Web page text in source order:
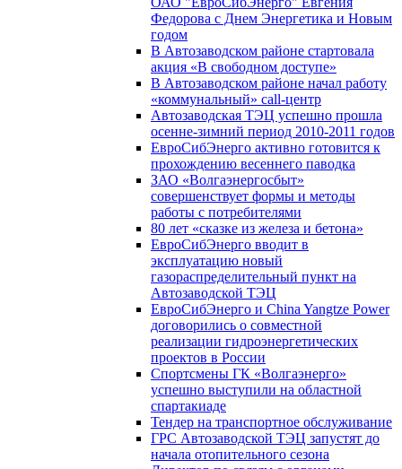
Федорова с Днем Энергетика и Новым
годом
В Автозаводском районе стартовала
акция «В свободном доступе»
В Автозаводском районе начал работу
«коммунальный» call-центр
Автозаводская ТЭЦ успешно прошла
осенне-зимний период 2010-2011 годов
ЕвроСибЭнерго активно готовится к
прохождению весеннего паводка
ЗАО «Волгаэнергосбыт»
совершенствует формы и методы
работы с потребителями
80 лет «сказке из железа и бетона»
ЕвроСибЭнерго вводит в
эксплуатацию новый
газораспределительный пункт на
Автозаводской ТЭЦ
ЕвроСибЭнерго и China Yangtze Power
договорились о совместной
реализации гидроэнергетических
проектов в России
Спортсмены ГК «Волгаэнерго»
успешно выступили на областной
спартакиаде
Тендер на транспортное обслуживание
ГРС Автозаводской ТЭЦ запустят до
начала отопительного сезона